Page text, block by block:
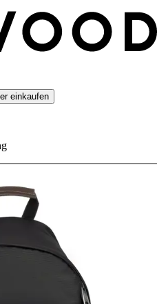
einkaufen